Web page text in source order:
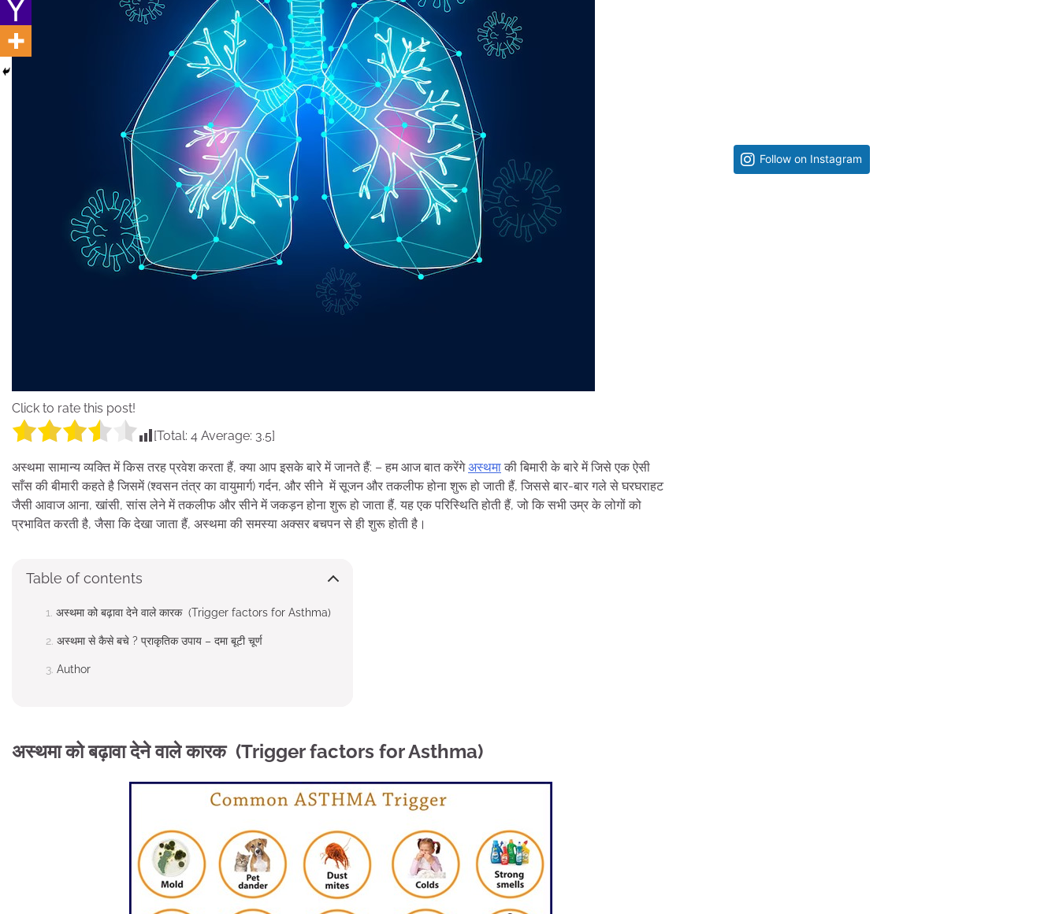
Click to rate this post!
[Total: 4 Average: 3.5]
अस्थमा सामान्य व्यक्ति में किस तरह प्रवेश करता हैं, क्या आप इसके बारे में जानते हैं: – हम आज बात करेंगेअस्थमा की बिमारी के बारे में जिसे एक ऐसी
साँस की बीमारी कहते है जिसमें (श्वसन तंत्र का वायुमार्ग) गर्दन, और सीने में सूजन और तकलीफ होना शुरू हो जाती हैं, जिससे बार-बार गले से घरघराहट
जैसी आवाज आना, खांसी, सांस लेने में तकलीफ और सीने में जकड़न होना शुरू हो जाता हैं, यह एक परिस्थिति होती हैं, जो कि सभी उम्र के लोगों को
प्रभावित करती है, जैसा कि देखा जाता हैं, अस्थमा की समस्या अक्सर बचपन से ही शुरू होती है।
Table of contents
अस्थमा को बढ़ावा देने वाले कारक (Trigger factors for Asthma)
अस्थमा से कैसे बचे ? प्राकृतिक उपाय – दमा बूटी चूर्ण
Author
अस्थमा को बढ़ावा देने वाले कारक (Trigger factors for Asthma)
Follow on Instagram